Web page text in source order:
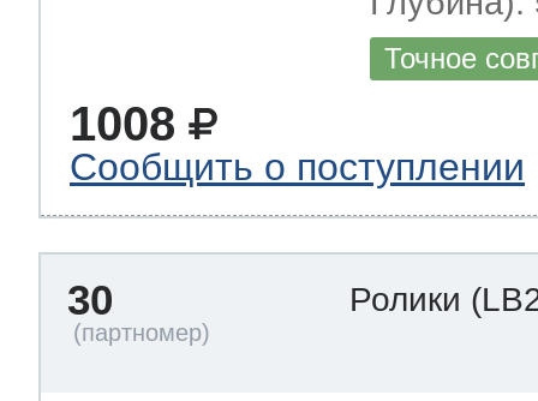
Точное
1008
Сообщить о поступлении
30 Ролики